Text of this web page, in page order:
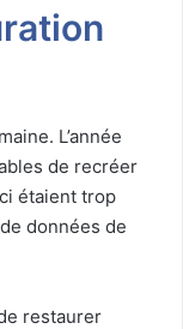
L’année
de recréer
étaient trop
données de
restaurer